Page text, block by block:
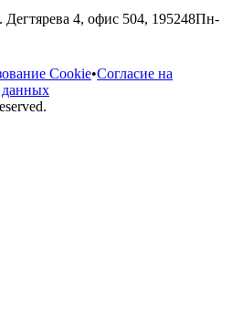
Дегтярева 4, офис 504, 195248Пн-
Cookie•Согласие на
данных